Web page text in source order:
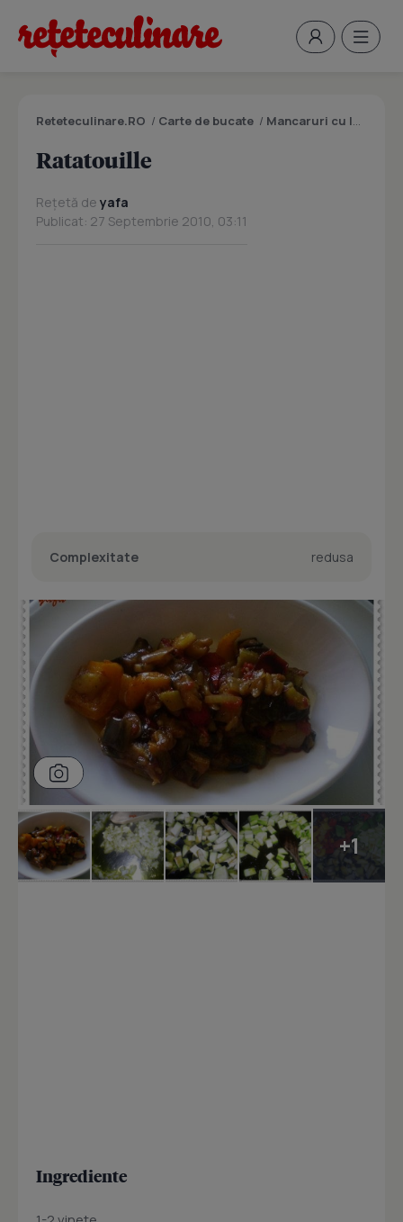
Reteteculinare.RO / Carte de bucate / Mancaruri cu legume si zarzavaturi
Ratatouille
Rețetă de yafa
Publicat: 27 Septembrie 2010, 03:11
Complexitate redusa
+1
Ingrediente